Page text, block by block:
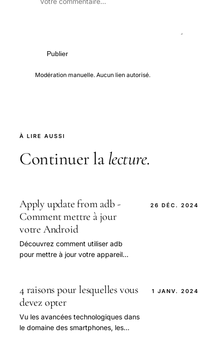
Publier
Modération manuelle. Aucun lien autorisé.
À LIRE AUSSI
Continuer la lecture.
Apply update from adb -
Comment mettre à jour
votre Android
Découvrez comment utiliser adb
pour mettre à jour votre appareil
utiliser la commande.
26 DÉC. 2024
4 raisons pour lesquelles vous
devez opter
Vu les avancées technologiques dans
le domaine des smartphones, les
1 JANV. 2024